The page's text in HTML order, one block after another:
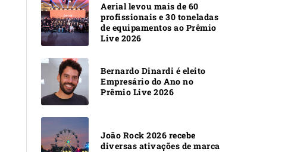
Aerial levou mais de 60
profissionais e 30 toneladas
de equipamentos ao Prêmio
Live 2026
Bernardo Dinardi é eleito
Empresário do Ano no
Prêmio Live 2026
João Rock 2026 recebe
diversas ativações de marca